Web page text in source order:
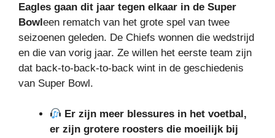
Eagles gaan dit jaar tegen elkaar in de Super
Bowleen rematch van het grote spel van twee
seizoenen geleden. De Chiefs wonnen die wedstrijd
en die van vorig jaar. Ze willen het eerste team zijn
dat back-to-back-to-back wint in de geschiedenis
van Super Bowl.
Er zijn meer blessures in het voetbal,
er zijn grotere roosters die moeilijk bij